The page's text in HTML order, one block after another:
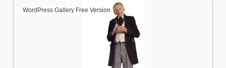
WordPress Gallery Free Version